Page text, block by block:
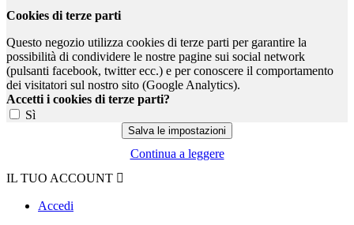
Cookies di terze parti
Questo negozio utilizza cookies di terze parti per garantire la
possibilità di condividere le nostre pagine sui social network
(pulsanti facebook, twitter ecc.) e per conoscere il comportamento
dei visitatori sul nostro sito (Google Analytics).
Accetti i cookies di terze parti?
Sì
Continua a leggere
IL TUO ACCOUNT 
Accedi